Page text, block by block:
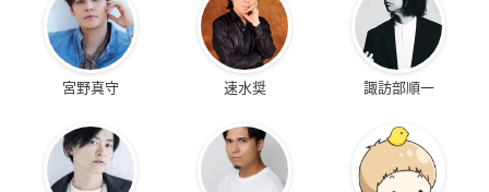
宮野真守 速水奨 諏訪部順一